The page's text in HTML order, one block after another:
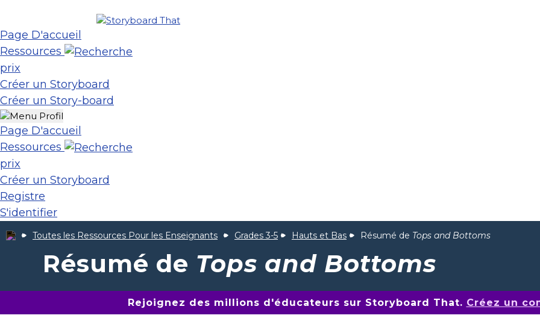
Page D'accueil
Ressources
prix
Créer un Storyboard
Créer un Story-board
Page D'accueil
Ressources
prix
Créer un Storyboard
Registre
S'identifier
Toutes les Ressources Pour les Enseignants Grades 3-5 Hauts et Bas Résumé de Tops and Bottoms
Résumé de Tops and Bottoms
Rejoignez des millions d'éducateurs sur Storyboard That. Créez un